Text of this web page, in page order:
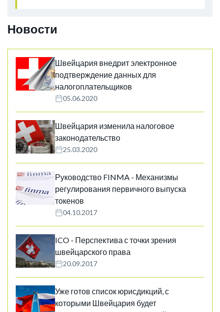
Новости
Швейцария внедрит электронное
подтверждение данных для
налогоплательщиков
05.06.2020
Швейцария изменила налоговое
законодательство
25.03.2020
Руководство FINMA - Механизмы
регулирования первичного выпуска
токенов
04.10.2017
ICO - Перспектива с точки зрения
швейцарского права
20.09.2017
Уже готов список юрисдикций, с
которыми Швейцария будет